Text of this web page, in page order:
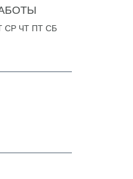
СР ЧТ ПТ СБ